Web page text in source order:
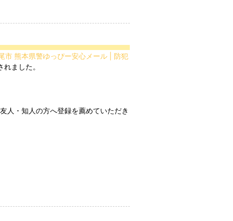
市 熊本県警ゆっぴー安心メール | 防犯
人・知人の方へ登録を薦めていただき